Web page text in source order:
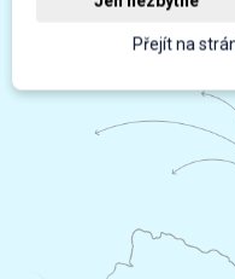
Přejít na